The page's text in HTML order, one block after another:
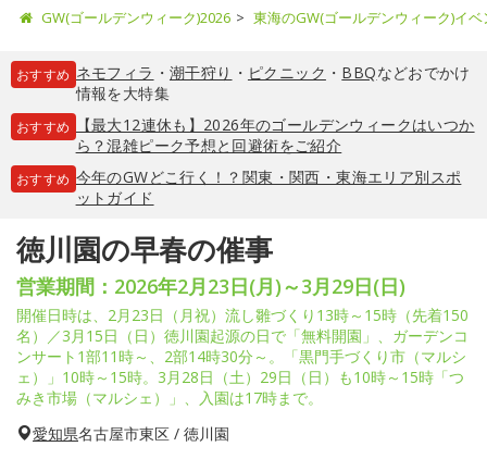
GW(ゴールデンウィーク)2026 東海のGW(ゴールデンウィーク)イ
おすすめ ネモフィラ ・ 潮干狩り ・ ピクニック ・ BBQなどおでかけ
情報を大特集
おすすめ
【最大12連休も】2026年のゴールデンウィークはいつか
ら？混雑ピーク予想と回避術をご紹介
おすすめ 今年のGWどこ行く！？関東・関西・東海エリア別スポ
ットガイド
徳川園の早春の催事
営業期間：2026年2月23日(月)～3月29日(日)
開催日時は、2月23日（月祝）流し雛づくり13時～15時（先着150
名）／3月15日（日）徳川園起源の日で「無料開園」、ガーデンコ
ンサート1部11時～、2部14時30分～。「黒門手づくり市（マルシ
ェ）」10時～15時。3月28日（土）29日（日）も10時～15時「つ
みき市場（マルシェ）」、入園は17時まで。
愛知県名古屋市東区 / 徳川園